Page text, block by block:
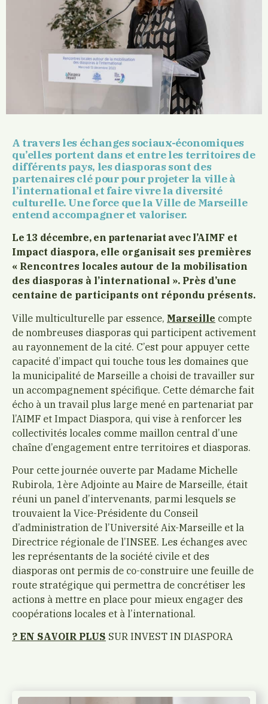
A travers les échanges sociaux-économiques
qu’elles portent dans et entre les territoires de
différents pays, les diasporas sont des
partenaires clé pourpour projeter la ville à
l’international et faire vivre la diversité
culturelle. Une force que la Ville de Marseille
entend accompagner et valoriser.
Le 13 décembre, en partenariat avecl’AIMF et
Impact diaspora, elle organisait ses premières
« Rencontres locales autour de la mobilisation
des diasporas à l’international ». Près d’une
centaine de participants ont répondu présents.
Ville multiculturelle par essence, Marseille compte
de nombreuses diasporas qui participent activement
au rayonnement de la cité. C’est pour appuyer cette
capacité d’impact qui touche tous les domaines que
la municipalité de Marseille a choisi de travailler sur
un accompagnement spécifique. Cette démarche fait
écho à un travail plus large mené en partenariat par
l’AIMF et Impact Diaspora, qui vise à renforcer les
collectivités locales comme maillon central d’une
chaîne d’engagement entre territoires et diasporas.
Pour cette journée ouverte par Madame Michelle
Rubirola, 1ère Adjointe au Maire de Marseille, était
réuni un panel d’intervenants, parmi lesquels se
trouvaient la Vice-Présidente du Conseil
d’administration de l’Université Aix-Marseille et la
Directrice régionale de l’INSEE. Les échanges avec
les représentants de la société civile et des
diasporas ont permis de co-construire une feuille de
route stratégique qui permettra de concrétiser les
actions à mettre en place pour mieux engager des
coopérations locales et à l’international.
?​ EN SAVOIR PLUS SUR INVEST IN DIASPORA